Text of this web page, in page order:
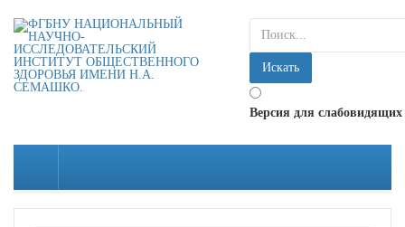
искать...
Искать
Версия для слабовидящих